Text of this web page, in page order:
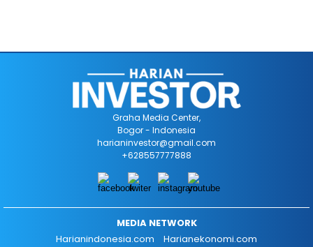
Graha Media Center,
Bogor - Indonesia
harianinvestor@gmail.com
+628557777888
MEDIA NETWORK
Harianindonesia.com
Harianekonomi.com